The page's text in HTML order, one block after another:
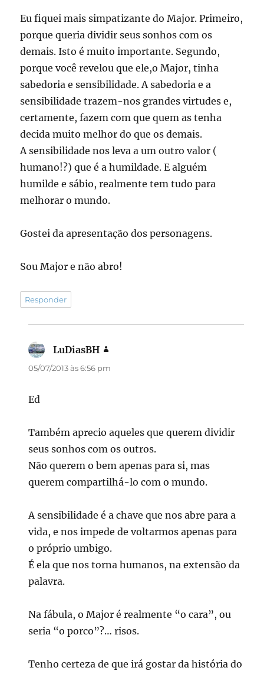
Eu fiquei mais simpatizante do Major. Primeiro,
porque queria dividir seus sonhos com os
demais. Isto é muito importante. Segundo,
porque você revelou que ele,o Major, tinha
sabedoria e sensibilidade. A sabedoria e a
sensibilidade trazem-nos grandes virtudes e,
certamente, fazem com que quem as tenha
decida muito melhor do que os demais.
A sensibilidade nos leva a um outro valor (
humano!?) que é a humildade. E alguém
humilde e sábio, realmente tem tudo para
melhorar o mundo.
Gostei da apresentação dos personagens.
Sou Major e não abro!
Responder
LuDiasBH
05/07/2013 às 6:56 pm
Ed
Também aprecio aqueles que querem dividir
seus sonhos com os outros.
Não querem o bem apenas para si, mas
querem compartilhá-lo com o mundo.
A sensibilidade é a chave que nos abre para a
vida, e nos impede de voltarmos apenas para
o próprio umbigo.
É ela que nos torna humanos, na extensão da
palavra.
Na fábula, o Major é realmente “o cara”, ou
seria “o porco”?… risos.
Tenho certeza de que irá gostar da história do